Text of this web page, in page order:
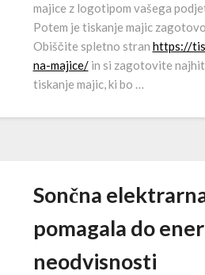
majice z logotipom vašega
Potem je tiskanje majic
Obiščite spletno stran https://
na-majice/in si zagotovite
tiskanje majic, ki bo …
Sončna
pomagala do
neodvisnosti